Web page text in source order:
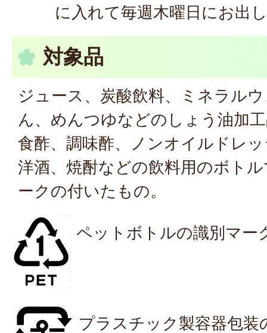
に入れて毎週木曜日にお出
対象品
ジュース、炭酸飲料、ミネラル
ん、めんつゆなどのしょう油加
食酢、調味酢、ノンオイルドレ
洋酒、焼酎などの飲料用のボト
ークの付いたもの。
ペットボトルの識別マー
プラスチック製容器包装